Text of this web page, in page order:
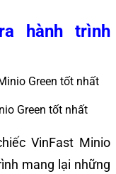
hành trình
Green tốt nhất
VinFast Minio
mang lại những